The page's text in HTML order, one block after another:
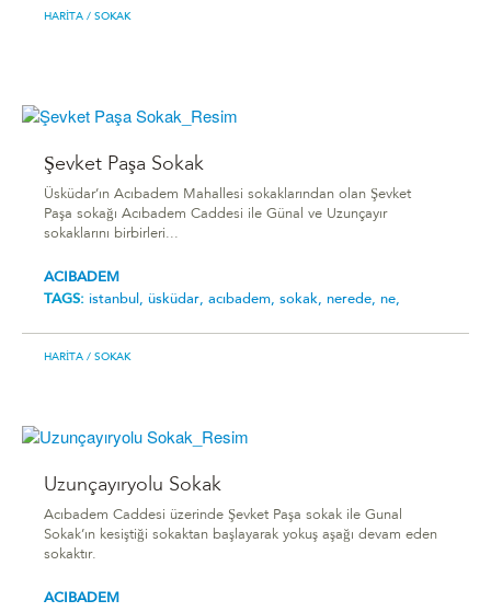
HARITA / SOKAK
Şevket Paşa Sokak
Üsküdar’ın Acıbadem Mahallesi sokaklarından olan Şevket
Paşa sokağı Acıbadem Caddesi ile Günal ve Uzunçayır
sokaklarını birbirleri...
ACIBADEM
TAGS: i̇stanbul, üsküdar, acıbadem, sokak, nerede, ne,
HARITA / SOKAK
Uzunçayıryolu Sokak
Acıbadem Caddesi üzerinde Şevket Paşa sokak ile Gunal
Sokak’ın kesiştiği sokaktan başlayarak yokuş aşağı devam eden
sokaktır.
ACIBADEM